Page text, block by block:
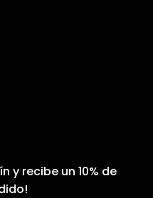
y recibe un 10% de